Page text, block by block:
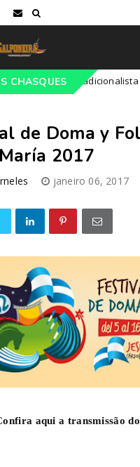
CHASQUESTradicionalista
de Doma y
2017
janeiro 06, 2017
aqui a transmissão